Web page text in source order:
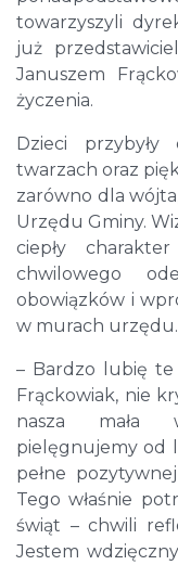
towarzyszyli
już
Januszem
życzenia.
Dzieci
twarzach oraz
zarówno dla
Urzędu Gminy.
ciepły
chwilowego
obowiązków i
w murach urzędu.
– Bardzo lubię te
Frąckowiak, nie
nasza mała
pielęgnujemy od
pełne
Tego właśnie
świąt – chwili
Jestem